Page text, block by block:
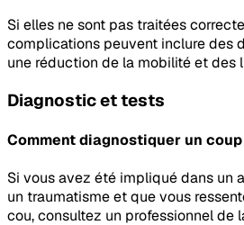
Si elles ne sont pas traitées
complications peuvent inclure des
une réduction de la mobilité et des
Diagnostic et tests
Comment diagnostiquer un
Si vous avez été impliqué dans un
un traumatisme et que vous
cou, consultez un professionnel de